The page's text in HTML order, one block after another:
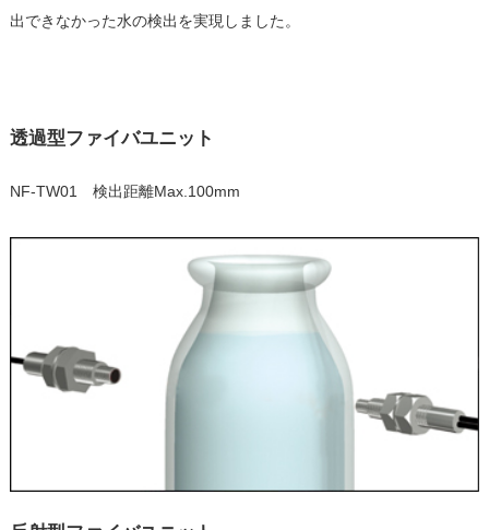
出できなかった水の検出を実現しました。
透過型ファイバユニット
NF-TW01 検出距離Max.100mm